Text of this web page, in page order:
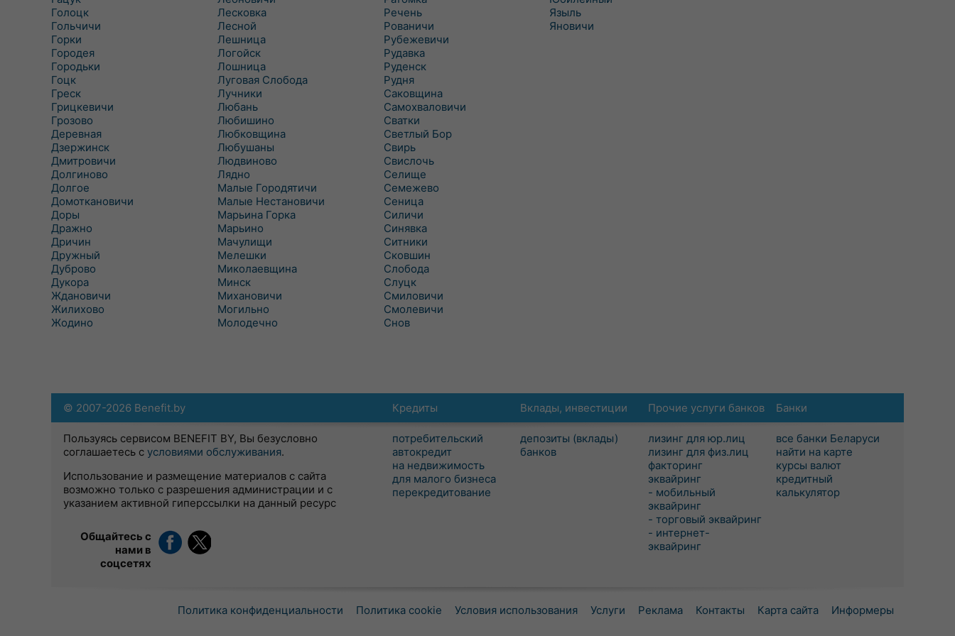
Голоцк
Гольчичи
Горки
Городея
Городьки
Гоцк
Греск
Грицкевичи
Грозово
Деревная
Дзержинск
Дмитровичи
Долгиново
Долгое
Домоткановичи
Доры
Дражно
Дричин
Дружный
Дуброво
Дукора
Ждановичи
Жилихово
Жодино
Лесковка
Лесной
Лешница
Логойск
Лошница
Луговая Слобода
Лучники
Любань
Любишино
Любковщина
Любушаны
Людвиново
Лядно
Малые Городятичи
Малые Нестановичи
Марьина Горка
Марьино
Мачулищи
Мелешки
Миколаевщина
Минск
Михановичи
Могильно
Молодечно
Речень
Рованичи
Рубежевичи
Рудавка
Руденск
Рудня
Саковщина
Самохваловичи
Сватки
Светлый Бор
Свирь
Свислочь
Селище
Семежево
Сеница
Силичи
Синявка
Ситники
Сковшин
Слобода
Слуцк
Смиловичи
Смолевичи
Снов
Языль
Яновичи
Кредиты
потребительский
автокредит
на недвижимость
для малого бизнеса
перекредитование
Вклады, инвестиции
депозиты (вклады)
банков
Прочие услуги банков
лизинг для юр.лиц
лизинг для физ.лиц
факторинг
эквайринг
- мобильный
эквайринг
- торговый эквайринг
- интернет-
эквайринг
Банки
все банки Беларуси
найти на карте
курсы валют
кредитный
калькулятор
© 2007-2026 Benefit.by
Пользуясь сервисом BENEFIT BY, Вы безусловно
соглашаетесь с условиями обслуживания.
Использование и размещение материалов с сайта
возможно только с разрешения администрации и с
указанием активной гиперссылки на данный ресурс
Общайтесь с
нами в
соцсетях
Политика конфиденциальности Политика cookie Условия использования Услуги Реклама Контакты Карта сайта Информеры